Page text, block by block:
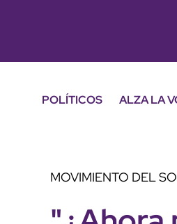
POLÍTICOS ALZA LA
MOVIMIENTO DEL